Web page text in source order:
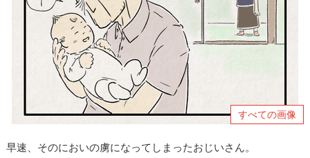
すべての画像
早速、そのにおいの虜になってしまったおじいさん。